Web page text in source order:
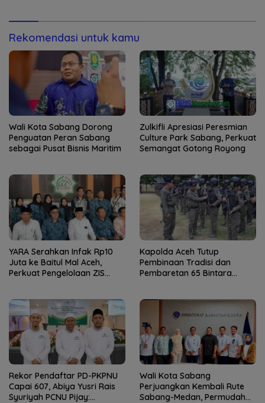
Rekomendasi untuk kamu
Wali Kota Sabang Dorong
Penguatan Peran Sabang
sebagai Pusat Bisnis Maritim
Zulkifli Apresiasi Peresmian
Culture Park Sabang, Perkuat
Semangat Gotong Royong
YARA Serahkan Infak Rp10
Juta ke Baitul Mal Aceh,
Perkuat Pengelolaan ZIS
Kapolda Aceh Tutup
Pembinaan Tradisi dan
Pembaretan 65 Bintara
Rekor Pendaftar PD-PKPNU
Capai 607, Abiya Yusri Rais
Syuriyah PCNU Pijay:
Wali Kota Sabang
Perjuangkan Kembali Rute
Sabang-Medan, Permudah